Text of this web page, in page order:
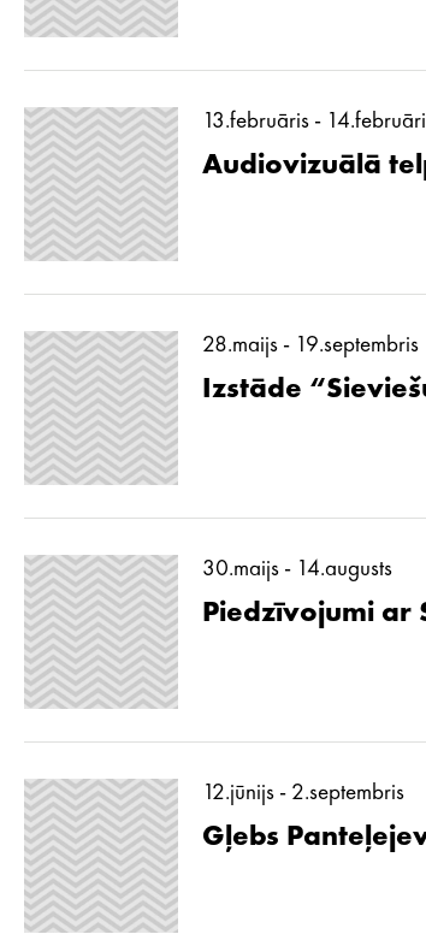
13.februāris -
Audiovizuālā
28.maijs - 19.septembris
Izstāde
30.maijs - 14.augusts
Piedzīvojumi ar
12.jūnijs - 2.septembris
Gļebs